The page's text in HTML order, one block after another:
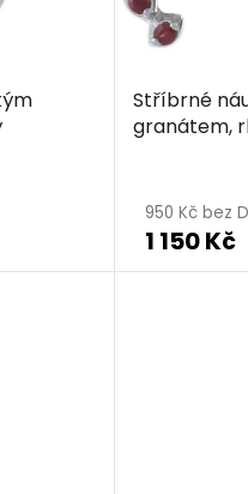
Stříbrné
granátem,
950 Kč bez
1 150 Kč